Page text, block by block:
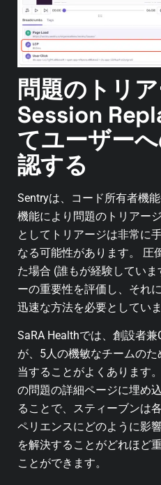
問題のトリア
Session
てユーザー
認する
Sentryは、コード所有者機
機能により問題のトリアー
としてトリアージは非常に
なる可能性があります。 圧
た場合 (誰もが経験してい
ーの重要性を評価し、それ
迅速な方法を必要としていま
SaRA Healthでは、創設者
が、5人の機敏なチームの
当することがよくあります
の問題の詳細ページに埋め
ることで、スティーブンは
ペリエンスにどのように影
を解決することがどれほど
ことができます。